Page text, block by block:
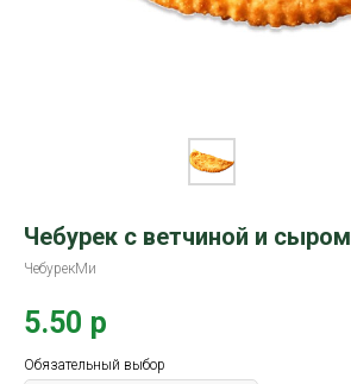
Чебурек с ветчиной и сыром
ЧебурекМи
5.50 р
Обязательный выбор